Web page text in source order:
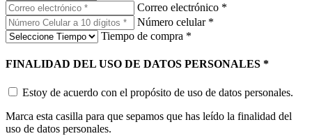
Correo electrónico *
Número celular *
Tiempo de compra *
FINALIDAD DEL USO DE DATOS PERSONALES *
Estoy de acuerdo con el propósito de uso de datos personales.
Marca esta casilla para que sepamos que has leído la finalidad del
uso de datos personales.